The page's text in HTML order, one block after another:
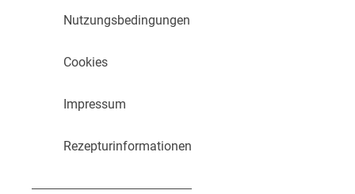
Nutzungsbedingungen
Cookies
Impressum
Rezepturinformationen